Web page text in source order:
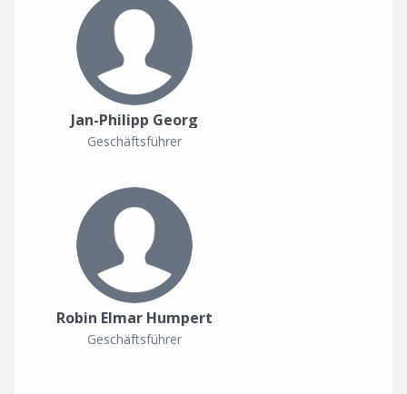
Jan-Philipp Georg
Geschäftsführer
Robin Elmar Humpert
Geschäftsführer